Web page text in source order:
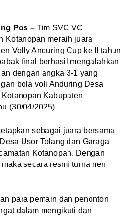
Pos –Tim SVC VC
Kotanopan meraih juara
Volly Anduring Cup ke II tahun
final berhasil mengalahkan
dengan angka 3-1 yang
bola voli Anduring Desa
Kabupaten
(30/04/2025).
sebagai juara bersama
Usor Tolang dan Garaga
Kotanopan. Dengan
secara resmi turnamen
para pemain dan penonton
dalam mengikuti dan